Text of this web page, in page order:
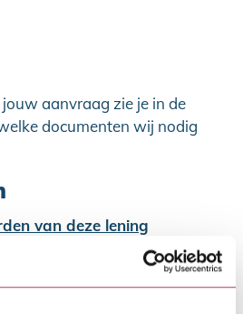
aanvraag zie je in de
documenten wij nodig
van deze lening